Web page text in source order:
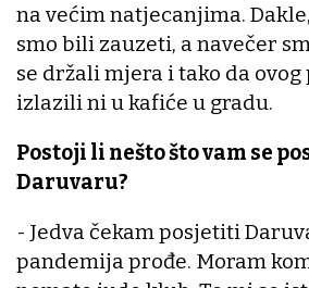
na većim natjecanjima.
smo bili zauzeti, a navečer
se držali mjera i tako da
izlazili ni u kafiće u gradu.
Postoji li nešto što vam se
Daruvaru?
- Jedva čekam posjetiti
pandemija prođe. Moram